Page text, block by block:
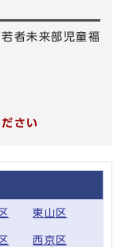
者未来部児童福
さい
東山区
西京区